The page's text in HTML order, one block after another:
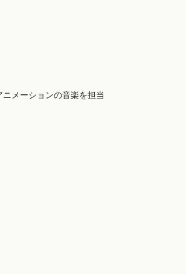
ニメーションの音楽を担当